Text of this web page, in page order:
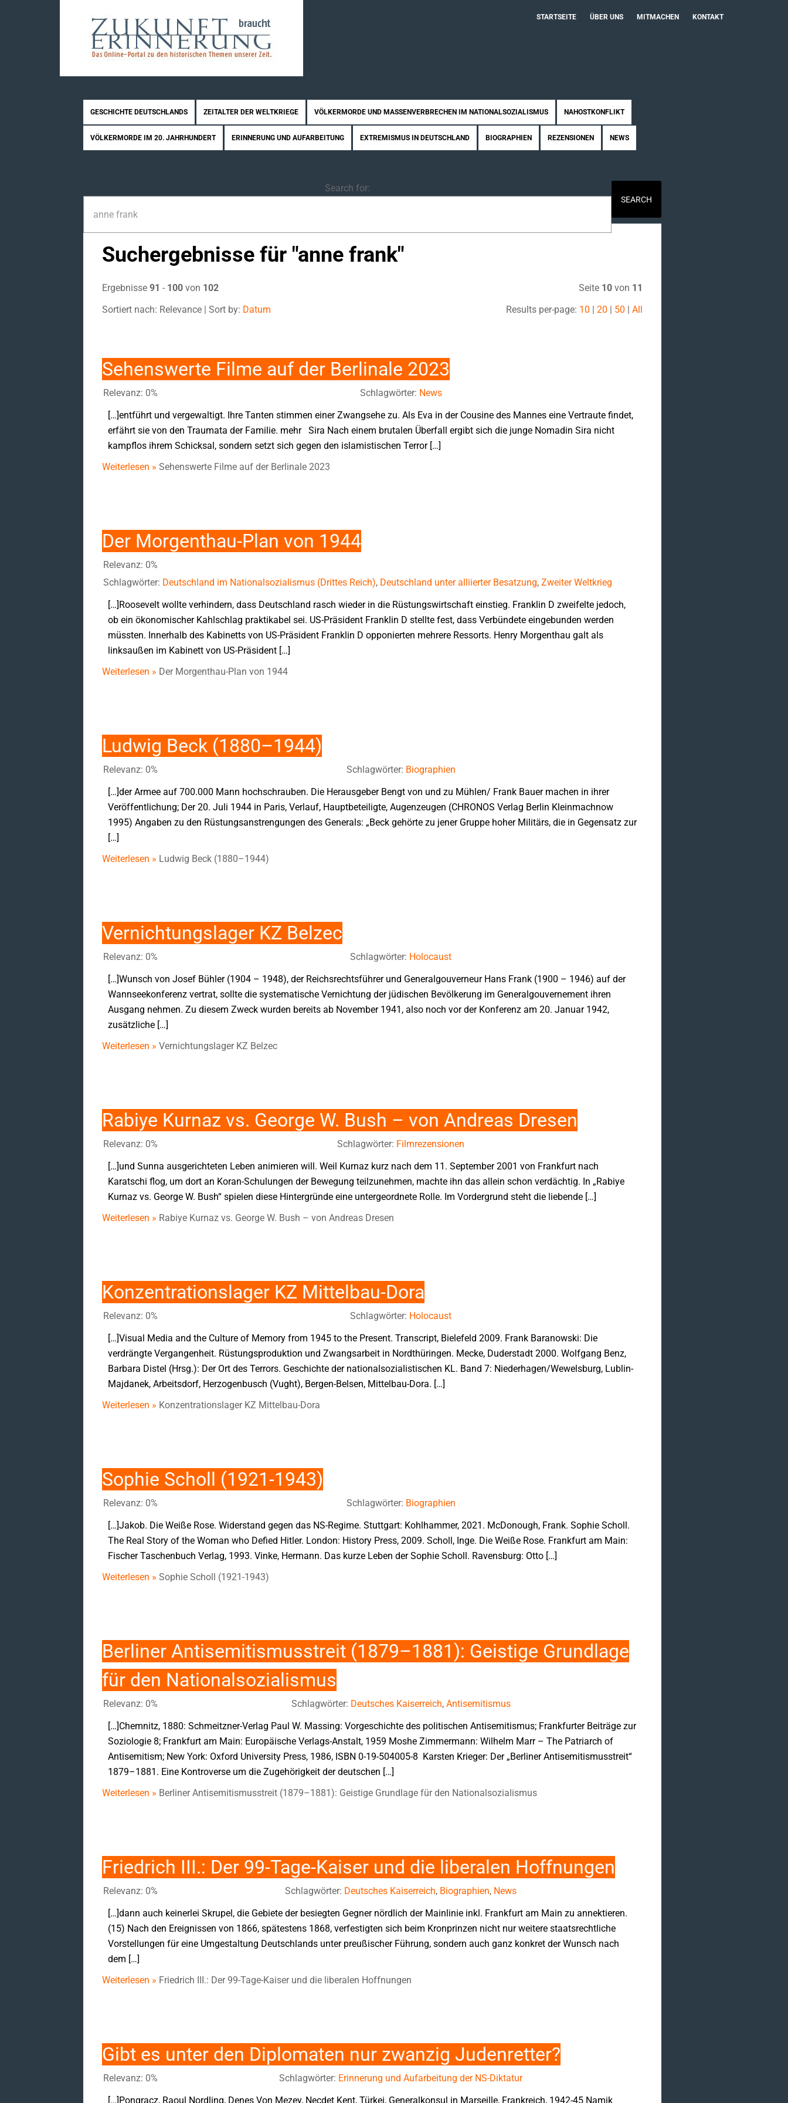
STARTSEITE ÜBER UNS MITMACHEN KONTAKT
GESCHICHTE DEUTSCHLANDS ZEITALTER DER WELTKRIEGE VÖLKERMORDE UND MASSENVERBRECHEN IM NATIONALSOZIALISMUS NAHOSTKONFLIKT
VÖLKERMORDE IM 20. JAHRHUNDERT ERINNERUNG UND AUFARBEITUNG EXTREMISMUS IN DEUTSCHLAND BIOGRAPHIEN REZENSIONEN NEWS
Search for:
Suchergebnisse für "anne frank"
Ergebnisse 91 - 100 von 102 Seite 10 von 11
Sortiert nach: Relevance | Sort by: Datum Results per-page: 10 | 20 | 50 | All
Sehenswerte Filme auf der Berlinale 2023
Relevanz: 0% Schlagwörter: News
[…]entführt und vergewaltigt. Ihre Tanten stimmen einer Zwangsehe zu. Als Eva in der Cousine des Mannes eine Vertraute findet,
erfährt sie von den Traumata der Familie. mehr Sira Nach einem brutalen Überfall ergibt sich die junge Nomadin Sira nicht
kampflos ihrem Schicksal, sondern setzt sich gegen den islamistischen Terror […]
Weiterlesen » Sehenswerte Filme auf der Berlinale 2023
Der Morgenthau-Plan von 1944
Relevanz: 0%
Schlagwörter: Deutschland im Nationalsozialismus (Drittes Reich), Deutschland unter alliierter Besatzung, Zweiter Weltkrieg
[…]Roosevelt wollte verhindern, dass Deutschland rasch wieder in die Rüstungswirtschaft einstieg. Frank­lin D zweifelte jedoch,
ob ein ökonomischer Kahlschlag praktikabel sei. US-Präsident Franklin D stellte fest, dass Verbündete eingebunden werden
müssten. Innerhalb des Kabinetts von US-Präsident Franklin D opponierten mehrere Ressorts. Henry Morgenthau galt als
linksaußen im Kabinett von US-Präsident […]
Weiterlesen » Der Morgenthau-Plan von 1944
Ludwig Beck (1880–1944)
Relevanz: 0% Schlagwörter: Biographien
[…]der Armee auf 700.000 Mann hochschrauben. Die Herausgeber Bengt von und zu Mühlen/ Frank Bauer machen in ihrer
Veröffentlichung; Der 20. Juli 1944 in Paris, Verlauf, Hauptbeteiligte, Augenzeugen (CHRONOS Verlag Berlin Kleinmachnow
1995) Angaben zu den Rüstungsanstrengungen des Generals: „Beck gehörte zu jener Gruppe hoher Militärs, die in Gegensatz zur
[…]
Weiterlesen » Ludwig Beck (1880–1944)
Vernichtungslager KZ Belzec
Relevanz: 0% Schlagwörter: Holocaust
[…]Wunsch von Josef Bühler (1904 – 1948), der Reichsrechtsführer und Generalgouverneur Hans Frank (1900 – 1946) auf der
Wannseekonferenz vertrat, sollte die systematische Vernichtung der jüdischen Bevölkerung im Generalgouvernement ihren
Ausgang nehmen. Zu diesem Zweck wurden bereits ab November 1941, also noch vor der Konferenz am 20. Januar 1942,
zusätzliche […]
Weiterlesen » Vernichtungslager KZ Belzec
Rabiye Kurnaz vs. George W. Bush – von Andreas Dresen
Relevanz: 0% Schlagwörter: Filmrezensionen
[…]und Sunna ausgerichteten Leben animieren will. Weil Kurnaz kurz nach dem 11. September 2001 von Frankfurt nach
Karatschi flog, um dort an Koran-Schulungen der Bewegung teilzunehmen, machte ihn das allein schon verdächtig. In „Rabiye
Kurnaz vs. George W. Bush“ spielen diese Hintergründe eine untergeordnete Rolle. Im Vordergrund steht die liebende […]
Weiterlesen » Rabiye Kurnaz vs. George W. Bush – von Andreas Dresen
Konzentrationslager KZ Mittelbau-Dora
Relevanz: 0% Schlagwörter: Holocaust
[…]Visual Media and the Culture of Memory from 1945 to the Present. Transcript, Bielefeld 2009. Frank Baranowski: Die
verdrängte Vergangenheit. Rüstungsproduktion und Zwangsarbeit in Nordthüringen. Mecke, Duderstadt 2000. Wolfgang Benz,
Barbara Distel (Hrsg.): Der Ort des Terrors. Geschichte der nationalsozialistischen KL. Band 7: Niederhagen/Wewelsburg, Lublin-
Majdanek, Arbeitsdorf, Herzogenbusch (Vught), Bergen-Belsen, Mittelbau-Dora. […]
Weiterlesen » Konzentrationslager KZ Mittelbau-Dora
Sophie Scholl (1921-1943)
Relevanz: 0% Schlagwörter: Biographien
[…]Jakob. Die Weiße Rose. Widerstand gegen das NS-Regime. Stuttgart: Kohlhammer, 2021. McDonough, Frank. Sophie Scholl.
The Real Story of the Woman who Defied Hitler. London: History Press, 2009. Scholl, Inge. Die Weiße Rose. Frankfurt am Main:
Fischer Taschenbuch Verlag, 1993. Vinke, Hermann. Das kurze Leben der Sophie Scholl. Ravensburg: Otto […]
Weiterlesen » Sophie Scholl (1921-1943)
Berliner Antisemitismusstreit (1879–1881): Geistige Grundlage
für den Nationalsozialismus
Relevanz: 0% Schlagwörter: Deutsches Kaiserreich, Antisemitismus
[…]Chemnitz, 1880: Schmeitzner-Verlag Paul W. Massing: Vorgeschichte des politischen Antisemitismus; Frankfurter Beiträge zur
Soziologie 8; Frankfurt am Main: Europäische Verlags-Anstalt, 1959 Moshe Zimmermann: Wilhelm Marr – The Patriarch of
Antisemitism; New York: Oxford University Press, 1986, ISBN 0-19-504005-8 Karsten Krieger: Der „Berliner Antisemitismusstreit“
1879–1881. Eine Kontroverse um die Zugehörigkeit der deutschen […]
Weiterlesen » Berliner Antisemitismusstreit (1879–1881): Geistige Grundlage für den Nationalsozialismus
Friedrich III.: Der 99-Tage-Kaiser und die liberalen Hoffnungen
Relevanz: 0% Schlagwörter: Deutsches Kaiserreich, Biographien, News
[…]dann auch keinerlei Skrupel, die Gebiete der besiegten Gegner nördlich der Mainlinie inkl. Frankfurt am Main zu annektieren.
(15) Nach den Ereignissen von 1866, spätestens 1868, verfestigten sich beim Kronprinzen nicht nur weitere staatsrechtliche
Vorstellungen für eine Umgestaltung Deutschlands unter preußischer Führung, sondern auch ganz konkret der Wunsch nach
dem […]
Weiterlesen » Friedrich III.: Der 99-Tage-Kaiser und die liberalen Hoffnungen
Gibt es unter den Diplomaten nur zwanzig Judenretter?
Relevanz: 0% Schlagwörter: Erinnerung und Aufarbeitung der NS-Diktatur
[…]Pongracz, Raoul Nordling, Denes Von Mezey, Necdet Kent, Türkei, Generalkonsul in Marseille, Frankreich, 1942-45 Namik